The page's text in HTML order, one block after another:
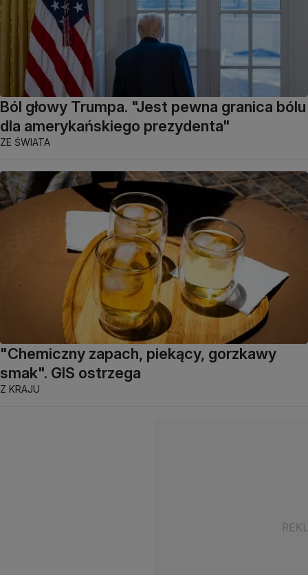
Ból głowy Trumpa. "Jest pewna granica bólu
dla amerykańskiego prezydenta"
ZE ŚWIATA
"Chemiczny zapach, piekący, gorzkawy
smak". GIS ostrzega
Z KRAJU